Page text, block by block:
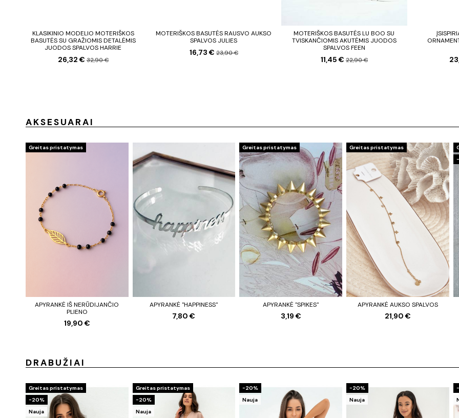
KLASIKINIO MODELIO MOTERIŠKOS
BASUTĖS SU GRAŽIOMIS DETALĖMIS
JUODOS SPALVOS HARRIE
26,32 € 32,90 €
MOTERIŠKOS BASUTĖS RAUSVO AUKSO
SPALVOS JULIES
16,73 €23,90 €
MOTERIŠKOS BASUTĖS LU BOO SU
TVISKANČIOMIS AKUTĖMIS JUODOS
SPALVOS FEEN
11,45 € 22,90 €
AKSESUARAI
Greitas pristatymas
APYRANKĖ IŠ NERŪDIJANČIO
PLIENO
19,90 €
APYRANKĖ "HAPPINESS"
7,80 €
Greitas pristatymas
APYRANKĖ "SPIKES"
3,19 €
Greitas pristatymas
APYRANKĖ AUKSO SPALVOS
21,90 €
DRABUŽIAI
Greitas pristatymas
−20%
Nauja
Greitas pristatymas
−20%
Nauja
−20%
Nauja
−20%
Nauja